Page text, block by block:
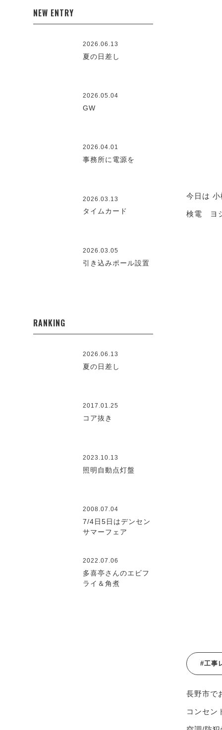
今日は 小
検電 ヨ
#工事
長野市で
コンセン
NEW ENTRY
2026.06.13
夏の日差し
2026.05.04
GW
2026.04.01
事務所に電源を
2026.03.13
タイムカード
2026.03.05
引き込みポール設置
RANKING
2026.06.13
夏の日差し
2017.01.25
コア抜き
2023.10.13
照明自動点灯盤
2008.07.04
7/4日5日はデンセン
サマーフェア
2022.07.06
多喜亭さんのエビフ
ライ＆角煮